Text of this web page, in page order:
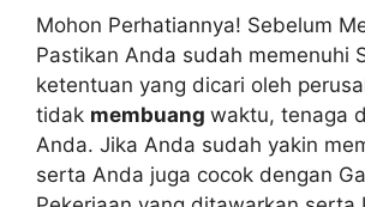
Mohon Perhatiannya! Sebelum
Pastikan Anda sudah memenuhi
ketentuan yang dicari oleh
tidak membuang waktu, tenaga
Anda. Jika Anda sudah yakin
serta Anda juga cocok dengan